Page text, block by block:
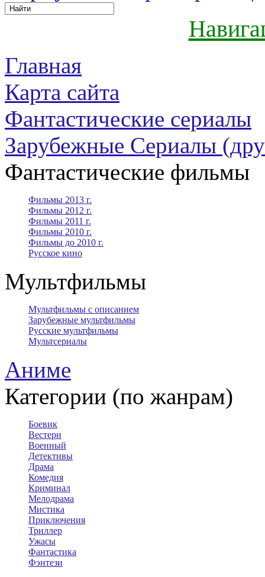
Главная
Карта сайта
Фантастические сериалы
Зарубежные Сериалы
Фантастические фильмы
Фильмы 2013 г.
Фильмы 2012 г.
Фильмы 2011 г.
Фильмы 2010 г.
Фильмы до 2010 г.
Русское кино
Мультфильмы
Мультфильмы с описанием
Зарубежные мультфильмы
Русские мультфильмы
Мультсериалы
Аниме
Категории (по жанрам)
Боевик
Вестерн
Военный
Детективы
Драма
Комедия
Криминал
Мелодрама
Мистика
Приключения
Триллер
Ужасы
Фантастика
Фэнтези